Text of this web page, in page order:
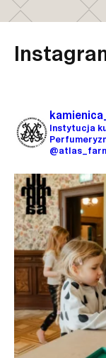
Instytucja